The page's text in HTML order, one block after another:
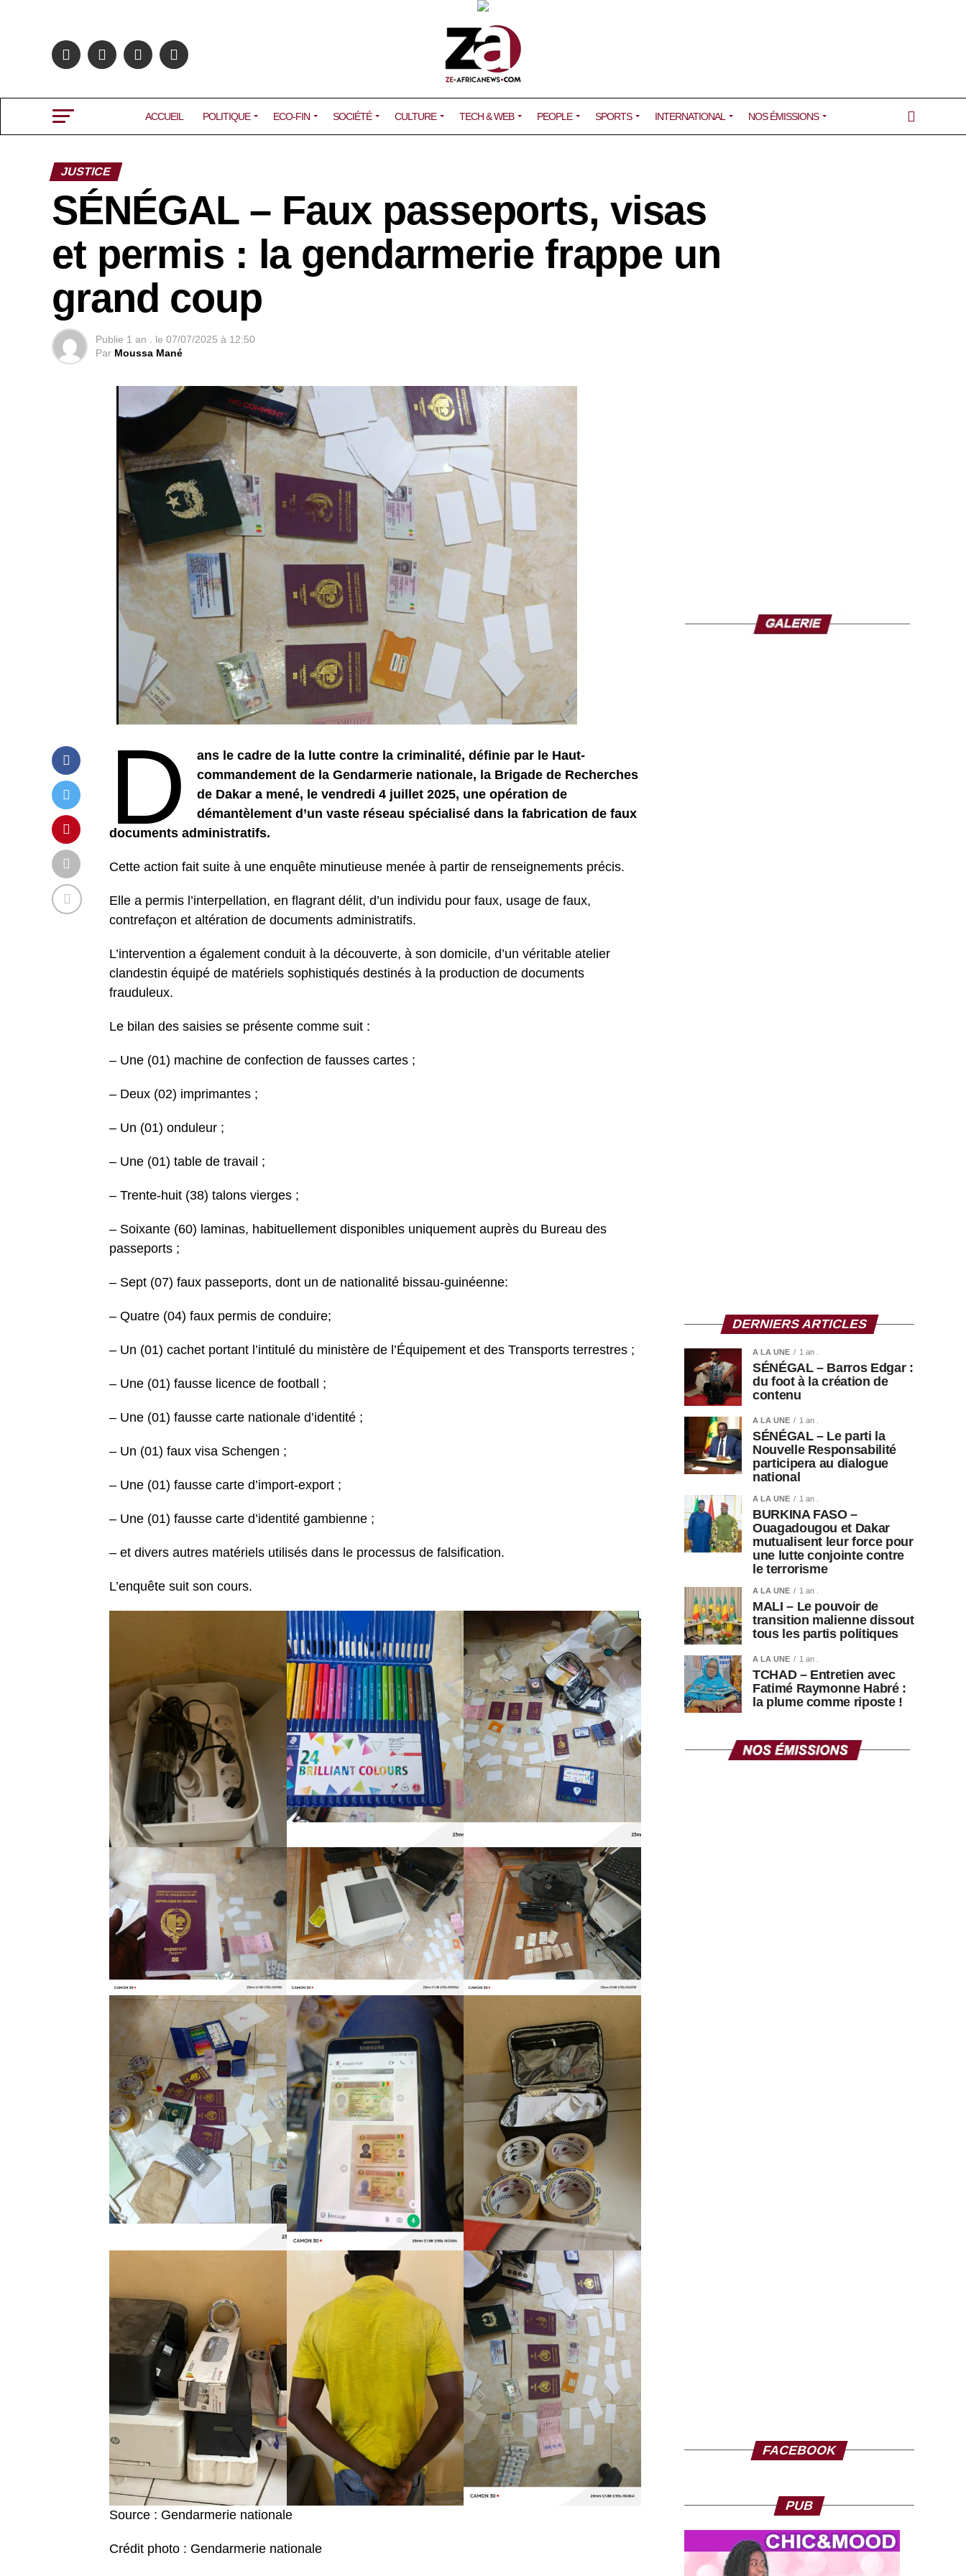
ACCUEIL POLITIQUE ECO-FIN SOCIÉTÉ CULTURE TECH & WEB PEOPLE SPORTS INTERNATIONAL NOS ÉMISSIONS
JUSTICE
SÉNÉGAL – Faux passeports, visas
et permis : la gendarmerie frappe un
grand coup
Publie 1 an . le 07/07/2025 à 12:50
Par Moussa Mané
D
ans le cadre de la lutte contre la criminalité, définie par le Haut-
commandement de la Gendarmerie nationale, la Brigade de Recherches
de Dakar a mené, le vendredi 4 juillet 2025, une opération de
démantèlement d’un vaste réseau spécialisé dans la fabrication de faux
documents administratifs.
Cette action fait suite à une enquête minutieuse menée à partir de renseignements précis.
Elle a permis l’interpellation, en flagrant délit, d’un individu pour faux, usage de faux,
contrefaçon et altération de documents administratifs.
L’intervention a également conduit à la découverte, à son domicile, d’un véritable atelier
clandestin équipé de matériels sophistiqués destinés à la production de documents
frauduleux.
Le bilan des saisies se présente comme suit :
– Une (01) machine de confection de fausses cartes ;
– Deux (02) imprimantes ;
– Un (01) onduleur ;
– Une (01) table de travail ;
– Trente-huit (38) talons vierges ;
– Soixante (60) laminas, habituellement disponibles uniquement auprès du Bureau des
passeports ;
– Sept (07) faux passeports, dont un de nationalité bissau-guinéenne:
– Quatre (04) faux permis de conduire;
– Un (01) cachet portant l’intitulé du ministère de l’Équipement et des Transports terrestres ;
– Une (01) fausse licence de football ;
– Une (01) fausse carte nationale d’identité ;
– Un (01) faux visa Schengen ;
– Une (01) fausse carte d’import-export ;
– Une (01) fausse carte d’identité gambienne ;
– et divers autres matériels utilisés dans le processus de falsification.
L’enquête suit son cours.
Source : Gendarmerie nationale
Crédit photo : Gendarmerie nationale
DERNIERS ARTICLES
A LA UNE 1 an .
SÉNÉGAL – Barros Edgar :
du foot à la création de
contenu
A LA UNE 1 an .
SÉNÉGAL – Le parti la
Nouvelle Responsabilité
participera au dialogue
national
A LA UNE 1 an .
BURKINA FASO –
Ouagadougou et Dakar
mutualisent leur force pour
une lutte conjointe contre
le terrorisme
A LA UNE 1 an .
MALI – Le pouvoir de
transition malienne dissout
tous les partis politiques
A LA UNE 1 an .
TCHAD – Entretien avec
Fatimé Raymonne Habré :
la plume comme riposte !
FACEBOOK
PUB